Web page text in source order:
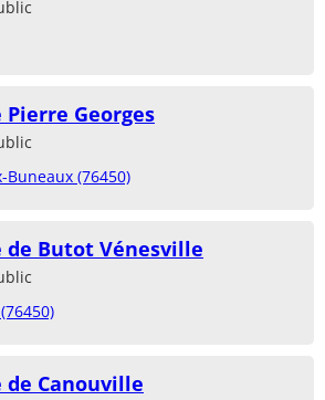
Georges
(76450)
de Butot Vénesville
de Canouville